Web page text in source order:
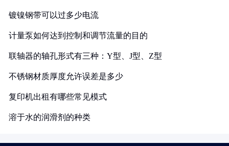
镀镍钢带可以过多少电流
计量泵如何达到控制和调节流量的目的
联轴器的轴孔形式有三种：Y型、J型、Z型
不锈钢材质厚度允许误差是多少
复印机出租有哪些常见模式
溶于水的润滑剂的种类